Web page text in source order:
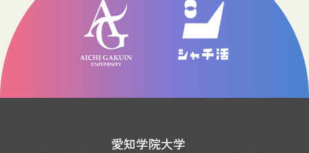
愛知学院大学